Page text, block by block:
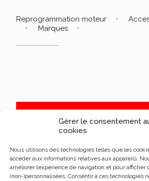
Gérer le consentement
cookies
Nous utilisons des technologies telles que les
accéder aux informations relatives aux appareils.
améliorer l’expérience de navigation et pour
(non-)personnalisées. Consentir à ces technologies
Reprogrammation moteur
Marques